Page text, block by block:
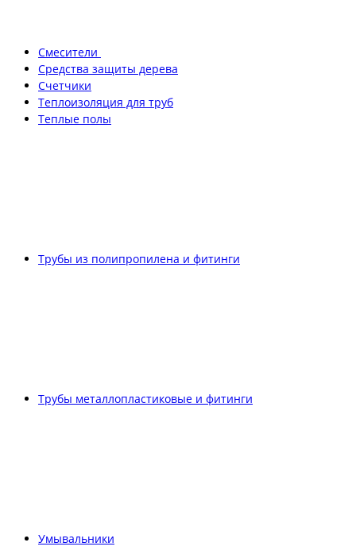
Смесители
Средства защиты дерева
Счетчики
Теплоизоляция для труб
Теплые полы
Трубы из полипропилена и фитинги
Трубы металлопластиковые и фитинги
Умывальники